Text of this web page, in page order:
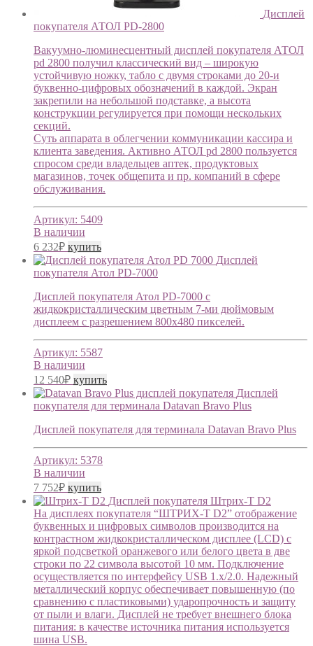
Дисплей
покупателя АТОЛ PD-2800
Вакуумно-люминесцентный дисплей покупателя АТОЛ
pd 2800 получил классический вид – широкую
устойчивую ножку, табло с двумя строками до 20-и
буквенно-цифровых обозначений в каждой. Экран
закрепили на небольшой подставке, а высота
конструкции регулируется при помощи нескольких
секций.
Суть аппарата в облегчении коммуникации кассира и
клиента заведения. Активно АТОЛ pd 2800 пользуется
спросом среди владельцев аптек, продуктовых
магазинов, точек общепита и пр. компаний в сфере
обслуживания.
Артикул: 5409
В наличии
6 232₽ купить
Дисплей
покупателя Атол PD-7000
Дисплей покупателя Атол PD-7000 c
жидкокристаллическим цветным 7-ми дюймовым
дисплеем с разрешением 800х480 пикселей.
Артикул: 5587
В наличии
12 540₽ купить
Дисплей
покупателя для терминала Datavan Bravo Plus
Дисплей покупателя для терминала Datavan Bravo Plus
Артикул: 5378
В наличии
7 752₽ купить
Дисплей покупателя Штрих-T D2
На дисплеях покупателя “ШТРИХ-Т D2” отображение
буквенных и цифровых символов производится на
контрастном жидкокристаллическом дисплее (LCD) с
яркой подсветкой оранжевого или белого цвета в две
строки по 22 символа высотой 10 мм. Подключение
осуществляется по интерфейсу USB 1.х/2.0. Надежный
металлический корпус обеспечивает повышенную (по
сравнению с пластиковыми) ударопрочность и защиту
от пыли и влаги. Дисплей не требует внешнего блока
питания: в качестве источника питания используется
шина USB.